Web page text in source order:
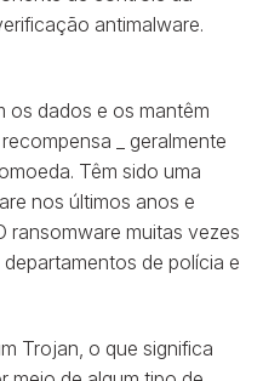
antimalware.
os dados e os mantêm
_ geralmente
Têm sido uma
nos últimos anos e
ransomware muitas vezes
de polícia e
Trojan, o que significa